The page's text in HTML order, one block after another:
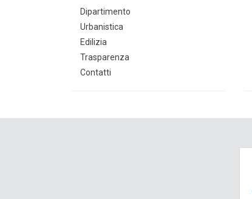
Dipartimento
Urbanistica
Edilizia
Trasparenza
Contatti